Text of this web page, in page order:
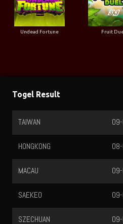
Undead Fortune Fruit
Togel Result
TAIWAN
HONGKONG
MACAU
SAEKEO
SZECHUAN